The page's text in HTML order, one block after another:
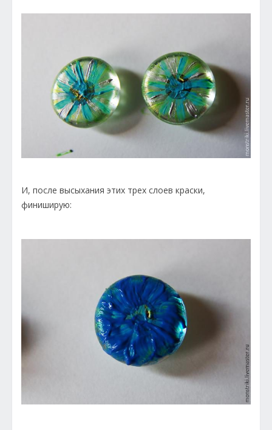
И, после высыхания этих трех слоев краски,
финиширую: